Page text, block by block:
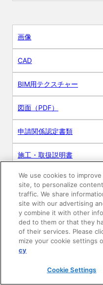
画像
CAD
BIM用テクスチャー
図面（PDF）
申請関係認定書類
施工・取扱説明書
動画
シミュレーションツール
24時間換気システム〈エ
簡易設計見積ソフト
R&Dセンター環境測定・分
商品マスター申し込み
We use cookies to
site, to personalize
traffic. We share
site with our advertising
y combine it with other
ded to them or that they
of their services. Please
mize your cookie settings
cy
Cookie Settings